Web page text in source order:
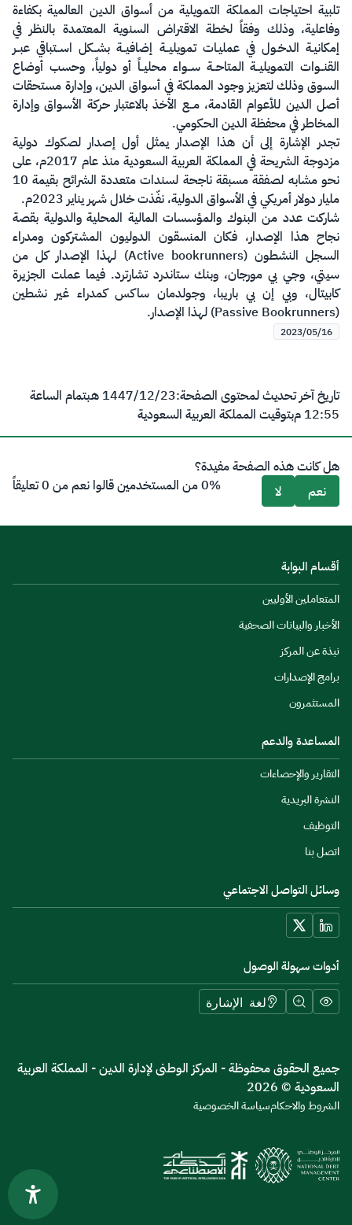
تلبية احتياجات المملكة التمويلية من أسواق الدين العالمية بكفاءة
وفاعلية، وذلك وفقاً لخطة الاقتراض السنوية المعتمدة بالنظر في
إمكانيـة الدخـول في عمليـات تمويليــة إضافيــة بشــكل اســتباقي عبــر
القنــوات التمويليــة المتاحــة ســواء محليــاً أو دولياً، وحسب أوضاع
السوق وذلك لتعزيز وجود المملكة في أسواق الدين، وإدارة مستحقات
أصل الدين للأعوام القادمة، مــع الأخذ بالاعتبار حركة الأسواق وإدارة
المخاطر في محفظة الدين الحكومي.
تجدر الإشارة إلى أن هذا الإصدار يمثل أول إصدار لصكوك دولية
مزدوجة الشريحة في المملكة العربية السعودية منذ عام 2017م، على
نحو مشابه لصفقة مسبقة ناجحة لسندات متعددة الشرائح بقيمة 10
مليار دولار أمريكي في الأسواق الدولية، نفّذت خلال شهر يناير 2023م.
شاركت عدد من البنوك والمؤسسات المالية المحلية والدولية بقصة
نجاح هذا الإصدار، فكان المنسقون الدوليون المشتركون ومدراء
السجل النشطون (Active bookrunners) لهذا الإصدار كل من
سيتي، وجي بي مورجان، وبنك ستاندرد تشارترد. فيما عملت الجزيرة
كابيتال، وبي إن بي باريبا، وجولدمان ساكس كمدراء غير نشطين
(Passive Bookrunners) لهذا الإصدار.​
2023/05/16
تاريخ آخر تحديث لمحتوى الصفحة:23‏/12‏/1447 هـ
بتمام الساعة
12:55 م
بتوقيت المملكة العربية السعودية
هل كانت هذه الصفحة مفيدة؟
نعم
لا 0% من المستخدمين قالوا نعم من 0 تعليقاً
أقسام البوابة
المتعاملين الأوليين
الأخبار والبيانات الصحفية
نبذة عن المركز
برامج الإصدارات
المستثمرون
المساعدة والدعم
التقارير والإحصاءات
النشرة البريدية
التوظيف
اتصل بنا
وسائل التواصل الاجتماعي
أدوات سهولة الوصول
لغة الإشارة
جميع الحقوق محفوظة - المركز الوطنى لإدارة الدين - المملكة العربية
السعودية © 2026
الشروط والاحكامسياسة الخصوصية